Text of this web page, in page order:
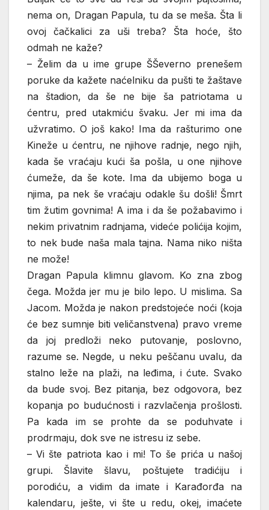
nema on, Dragan Papula, tu da se meša. Šta li
ovoj čačkalici za uši treba? Šta hoće, što
odmah ne kaže?
– Želim da u ime grupe ŠŠeverno prenešem
poruke da kažete naćelniku da pušti te žaštave
na štadion, da še ne bije ša patriotama u
ćentru, pred utakmiću švaku. Jer mi ima da
užvratimo. O još kako! Ima da rašturimo one
Kineže u ćentru, ne njihove radnje, nego njih,
kada še vraćaju kući ša pošla, u one njihove
ćumeže, da še kote. Ima da ubijemo boga u
njima, pa nek še vraćaju odakle šu došli! Šmrt
tim žutim govnima! A ima i da še požabavimo i
nekim privatnim radnjama, videće polićija kojim,
to nek bude naša mala tajna. Nama niko ništa
ne može!
Dragan Papula klimnu glavom. Ko zna zbog
čega. Možda jer mu je bilo lepo. U mislima. Sa
Jacom. Možda je nakon predstojeće noći (koja
će bez sumnje biti veličanstvena) pravo vreme
da joj predloži neko putovanje, poslovno,
razume se. Negde, u neku peščanu uvalu, da
stalno leže na plaži, na leđima, i ćute. Svako
da bude svoj. Bez pitanja, bez odgovora, bez
kopanja po budućnosti i razvlačenja prošlosti.
Pa kada im se prohte da se poduhvate i
prodrmaju, dok sve ne istresu iz sebe.
– Vi šte patriota kao i mi! To še prića u našoj
grupi. Šlavite šlavu, poštujete tradićiju i
porodiću, a vidim da imate i Karađorđa na
kalendaru, ješte, vi šte u redu, okej, imaćete